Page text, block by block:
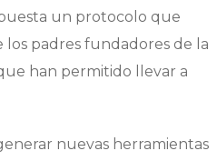
un protocolo que
padres fundadores de la
han permitido llevar a
nuevas herramientas